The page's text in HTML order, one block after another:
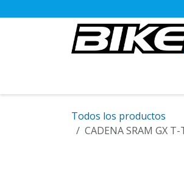
Todos los productos
CADENA SRAM GX